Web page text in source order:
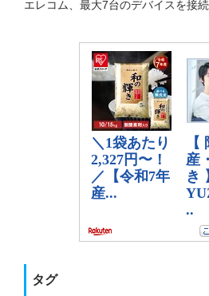
エレコム、最大7台のデバイスを接
タグ